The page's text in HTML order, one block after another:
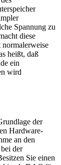
Spannung zu
diese
heißt, daß
ein
wird
der
Hardware-
an den
der
Sie einen